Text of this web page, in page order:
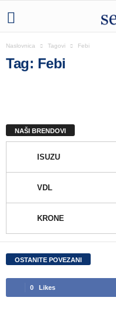
Naslovnica Tagovi Febi
Tag: Febi
NAŠI BRENDOVI
ISUZU
VDL
KRONE
OSTANITE POVEZANI
0 Likes